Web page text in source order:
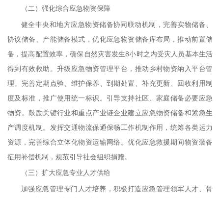
（二）强化综合应急物资保障
健全中央和地方应急物资储备协同联动机制，完善实物储备、
协议储备、产能储备模式，优化应急物资储备库布局，推动前置储
备，提高配置效率，确保自然灾害发生8小时之内受灾人员基本生活
得到有效救助。升级应急物资管理平台，推动乡村物资纳入平台管
理。完善定期点验、维护保养、到期处置、补充更新、回收利用制
度及标准，推广使用统一标识。引导支持社区、家庭储备必要应急
物资。鼓励关键行业和重点产业链企业建立应急物资储备和紧急生
产调度机制。发挥交通物流保通保畅工作机制作用，统筹各类运力
资源，完善综合立体化物资运输网络。优化应急救援期间物资装备
征用补偿机制，规范引导社会组织捐赠。
（三）扩大应急专业人才供给
加强应急管理专门人才培养，积极打造应急管理领军人才、骨